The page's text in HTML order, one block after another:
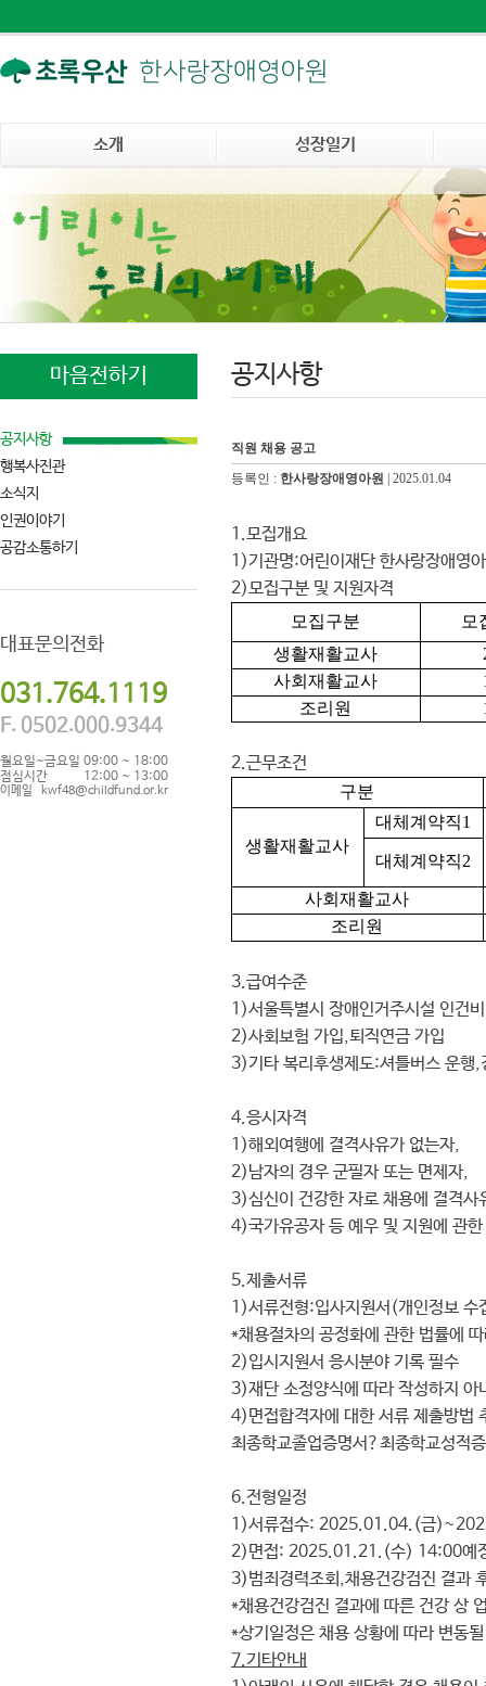
소개 성장일기
마음전하기
공지사항
행복사진관
소식지
인권이야기
공감소통하기
대표문의전화
031.764.1119
F. 0502.000.9344
월요일~금요일
점심시간
09:00 ~ 18:00
12:00 ~ 13:00
이메일 kwf48@childfund.or.kr
공지사항
직원 채용 공고
등록인 : 한사랑장애영아원 2025.01.04
1.모집개요
1)기관명:어린이재단 한사랑장애영
2)모집구분 및 지원자격
모집구분
모
생활재활교사
사회재활교사
조리원
2.근무조건
구분
생활재활교사
대체계약직1
대체계약직2
사회재활교사
조리원
3.급여수준
1)서울특별시 장애인거주시설 인건
2)사회보험 가입,퇴직연금 가입
3)기타 복리후생제도:셔틀버스 운행,
4.응시자격
1)해외여행에 결격사유가 없는자,
2)남자의 경우 군필자 또는 면제자,
3)심신이 건강한 자로 채용에 결격사
4)국가유공자 등 예우 및 지원에 관
5.제출서류
1)서류전형:입사지원서 (개인정보 수
*채용절차의 공정화에 관한 법률에
2)입시지원서 응시분야 기록 필수
3)재단 소정양식에 따라 작성하지
4)면접합격자에 대한 서류 제출방법
최종학교졸업증명서 ?최종학교성적
6.전형일정
1)서류접수: 2025.01.04.(금
2)면접: 2025.01.21.(수) 14:00예
3)범죄경력조회 ,채용건강검진 결과
*채용건강검진 결과에 따른 건강 상
*상기일정은 채용 상황에 따라 변동
7.기타안내